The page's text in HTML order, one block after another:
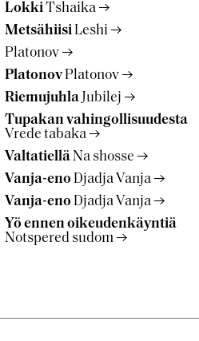
LokkiTshaika
Metsähiisi Leshi
Platonov
Platonov Platonov
Riemujuhla Jubilej
Tupakan vahingollisuudesta
Vrede tabaka
ValtatielläNa shosse
Vanja-eno Djadja Vanja
Vanja-eno Djadja Vanja
Yö ennen oikeudenkäyntiä
Notspered sudom